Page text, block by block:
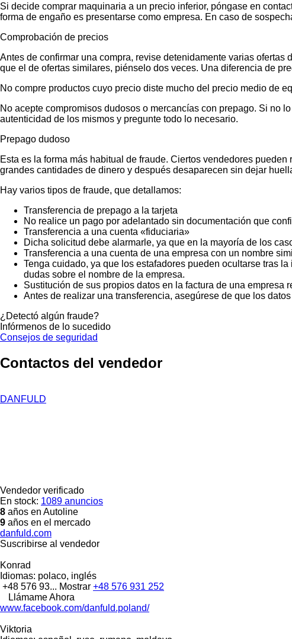
Si decide comprar maquinaria a un precio inferior, póngase en
forma de engaño es presentarse como empresa. En caso de
Comprobación de precios
Antes de confirmar una compra, revise detenidamente varias
que el de ofertas similares, piénselo dos veces. Una diferencia de
No compre productos cuyo precio diste mucho del precio medio de
No acepte compromisos dudosos o mercancías con prepago. Si no
autenticidad de los mismos y pregunte todo lo necesario.
Prepago dudoso
Esta es la forma más habitual de fraude. Ciertos vendedores
grandes cantidades de dinero y después desaparecen sin dejar
Hay varios tipos de fraude, que detallamos:
Transferencia de prepago a la tarjeta
No realice un pago por adelantado sin documentación que
Transferencia a una cuenta «fiduciaria»
Dicha solicitud debe alarmarle, ya que en la mayoría de los
Transferencia a una cuenta de una empresa con un nombre
Tenga cuidado, ya que los estafadores pueden ocultarse tras
dudas sobre el nombre de la empresa.
Sustitución de sus propios datos en la factura de una empresa
Antes de realizar una transferencia, asegúrese de que los
¿Detectó algún fraude?
Infórmenos de lo sucedido
Consejos de seguridad
Contactos del vendedor
DANFULD
Vendedor verificado
En stock: 1089 anuncios
8 años en Autoline
9 años en el mercado
danfuld.com
Suscribirse al vendedor
Konrad
Idiomas: polaco, inglés
+48 576 93... Mostrar +48 576 931 252
Llámame Ahora
www.facebook.com/danfuld.poland/
Viktoria